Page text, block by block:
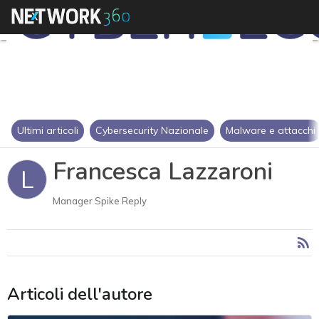
Ultimi articoli Cybersecurity Nazionale Malware e attacchi
L Francesca Lazzaroni
Manager Spike Reply
Articoli dell'autore